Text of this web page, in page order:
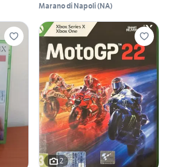
Marano di Napoli(NA)
2